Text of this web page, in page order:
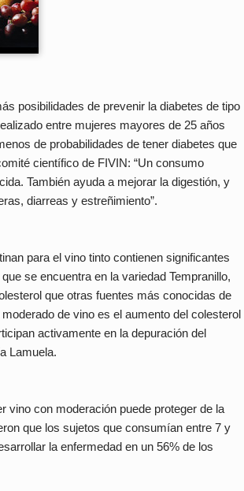
posibilidades de prevenir la diabetes de tipo
entre mujeres mayores de 25 años
de probabilidades de tener diabetes que
científico de FIVIN: “Un consumo
También ayuda a mejorar la digestión, y
diarreas y estreñimiento”.
para el vino tinto contienen significantes
se encuentra en la variedad Tempranillo,
que otras fuentes más conocidas de
de vino es el aumento del colesterol
activamente en la depuración del
Lamuela.
vino con moderación puede proteger de la
que los sujetos que consumían entre 7 y
la enfermedad en un 56% de los